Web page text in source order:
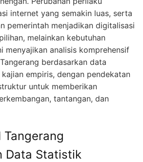
internet yang semakin luas, serta
pemerintah menjadikan digitalisasi
melainkan kebutuhan
menyajikan analisis komprehensif
berdasarkan data
empiris, dengan pendekatan
untuk memberikan
tantangan, dan
Tangerang
Data Statistik